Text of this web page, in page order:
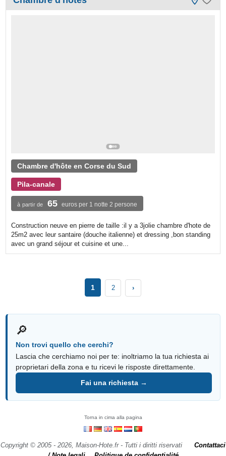
Chambre d'hôte en Corse du Sud
Pila-canale
à partir de 65 euros per 1 notte 2 persone
Construction neuve en pierre de taille :il y a 3jolie chambre d'hote de
25m2 avec leur santaire (douche italienne) et dressing ,bon standing
avec un grand séjour et cuisine et une...
1 2 ›
🔎
Non trovi quello che cerchi?
Lascia che cerchiamo noi per te: inoltriamo la tua richiesta ai
proprietari della zona e tu ricevi le risposte direttamente.
Fai una richiesta →
Torna in cima alla pagina
Copyright © 2005 - 2026, Maison-Hote.fr - Tutti i diritti riservati
Contattaci